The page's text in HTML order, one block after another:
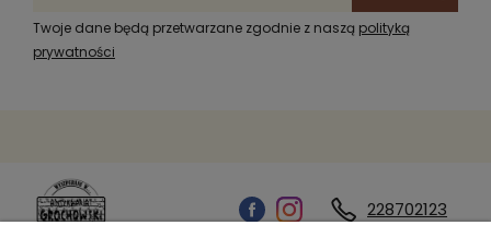
Twoje dane będą przetwarzane zgodnie z naszą polityką
prywatności
228702123